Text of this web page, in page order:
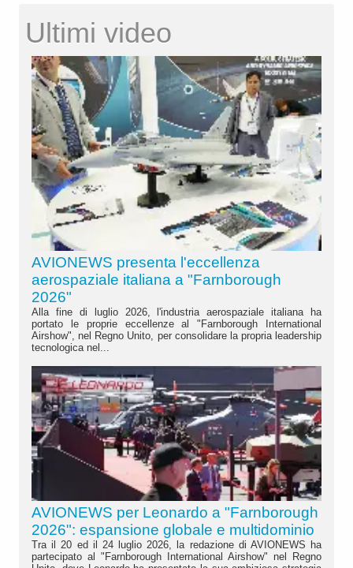
Ultimi video
AVIONEWS presenta l'eccellenza
aerospaziale italiana a "Farnborough
2026"
Alla fine di luglio 2026, l'industria aerospaziale italiana ha
portato le proprie eccellenze al "Farnborough International
Airshow", nel Regno Unito, per consolidare la propria leadership
tecnologica nel...
AVIONEWS per Leonardo a "Farnborough
2026": espansione globale e multidominio
Tra il 20 ed il 24 luglio 2026, la redazione di AVIONEWS ha
partecipato al "Farnborough International Airshow" nel Regno